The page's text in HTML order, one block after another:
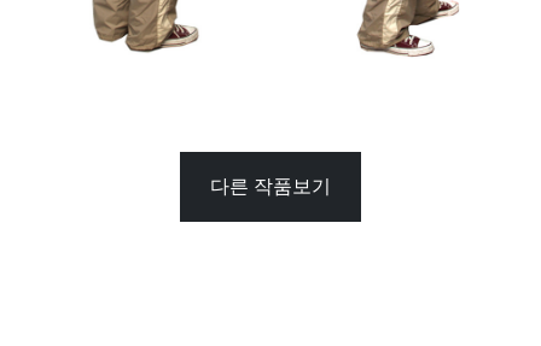
다른 작품보기